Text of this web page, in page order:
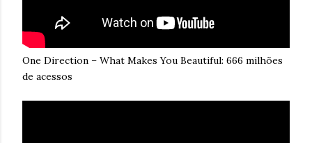
One Direction – What Makes You Beautiful: 666 milhões
de acessos